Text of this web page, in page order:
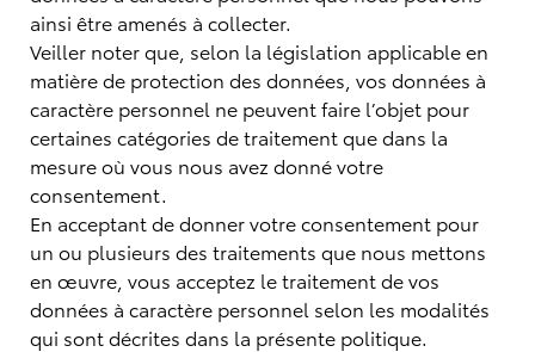
ainsi être amenés à collecter.
Veiller noter que, selon la législation applicable en
matière de protection des données, vos données à
caractère personnel ne peuvent faire l’objet pour
certaines catégories de traitement que dans la
mesure où vous nous avez donné votre
consentement.
En acceptant de donner votre consentement pour
un ou plusieurs des traitements que nous mettons
en œuvre, vous acceptez le traitement de vos
données à caractère personnel selon les modalités
qui sont décrites dans la présente politique.